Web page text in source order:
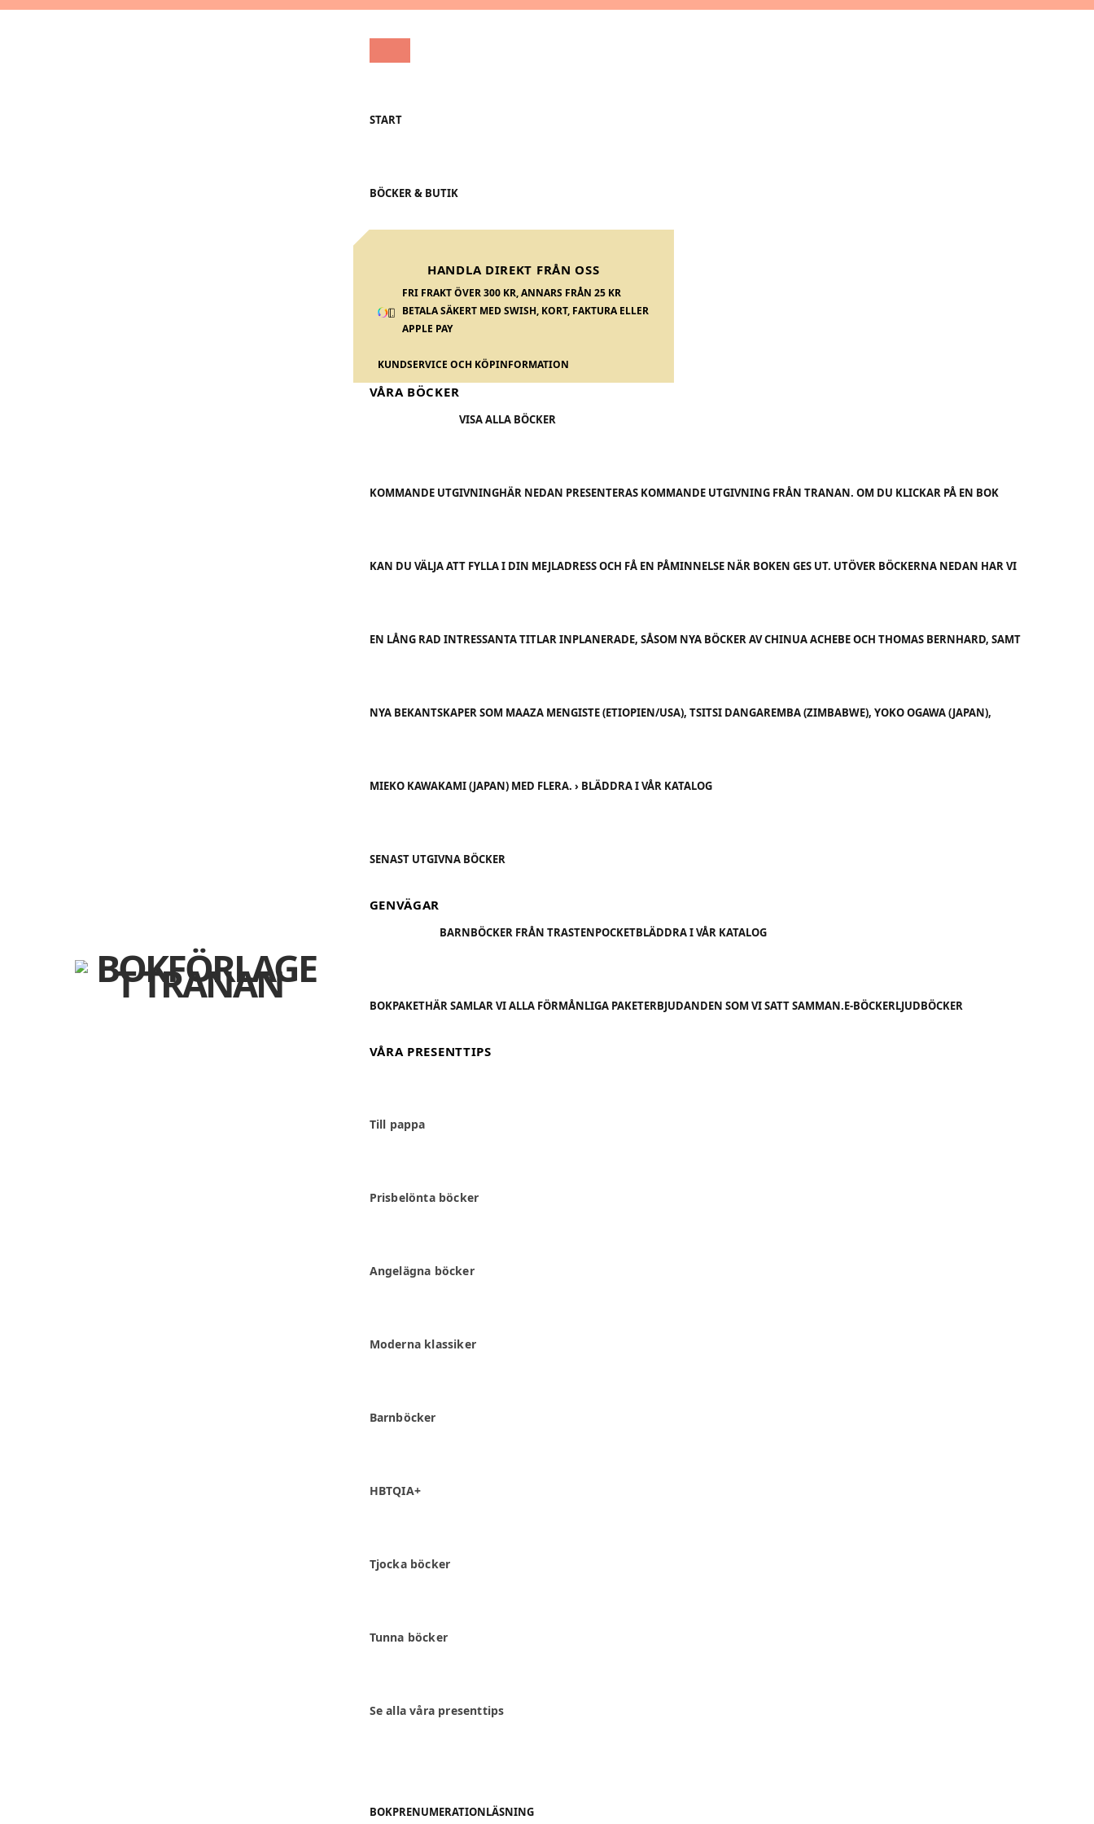
START
BÖCKER & BUTIK
HANDLA DIREKT FRÅN OSS
FRI FRAKT ÖVER 300 KR, ANNARS FRÅN 25 KR
BETALA SÄKERT MED SWISH, KORT, FAKTURA ELLER
APPLE PAY
KUNDSERVICE OCH KÖPINFORMATION
VÅRA BÖCKER
VISA ALLA BÖCKER
KOMMANDE UTGIVNINGHÄR NEDAN PRESENTERAS KOMMANDE UTGIVNING FRÅN TRANAN. OM DU KLICKAR PÅ EN BOK
KAN DU VÄLJA ATT FYLLA I DIN MEJLADRESS OCH FÅ EN PÅMINNELSE NÄR BOKEN GES UT. UTÖVER BÖCKERNA NEDAN HAR VI
EN LÅNG RAD INTRESSANTA TITLAR INPLANERADE, SÅSOM NYA BÖCKER AV CHINUA ACHEBE OCH THOMAS BERNHARD, SAMT
NYA BEKANTSKAPER SOM MAAZA MENGISTE (ETIOPIEN/USA), TSITSI DANGAREMBA (ZIMBABWE), YOKO OGAWA (JAPAN),
MIEKO KAWAKAMI (JAPAN) MED FLERA. › BLÄDDRA I VÅR KATALOG
SENAST UTGIVNA BÖCKER
GENVÄGAR
BARNBÖCKER FRÅN TRASTENPOCKETBLÄDDRA I VÅR KATALOG
BOKPAKETHÄR SAMLAR VI ALLA FÖRMÅNLIGA PAKETERBJUDANDEN SOM VI SATT SAMMAN.E-BÖCKERLJUDBÖCKER
VÅRA PRESENTTIPS
Till pappa
Prisbelönta böcker
Angelägna böcker
Moderna klassiker
Barnböcker
HBTQIA+
Tjocka böcker
Tunna böcker
Se alla våra presenttips
BOKPRENUMERATIONLÄSNING